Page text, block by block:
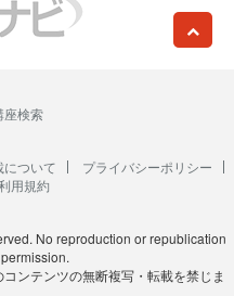
座検索
について
プライバシーポリシー
用規約
No reproduction or republication
ンテンツの無断複写・転載を禁じま